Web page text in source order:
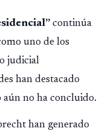
continúa
uno de los
judicial
han destacado
aún no ha concluido.
han generado